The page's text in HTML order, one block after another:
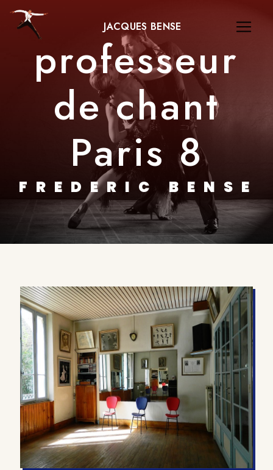
JACQUES BENSE
professeur
de chant
Paris 8
FREDERIC BENSE
Panneau de gestion des cookies